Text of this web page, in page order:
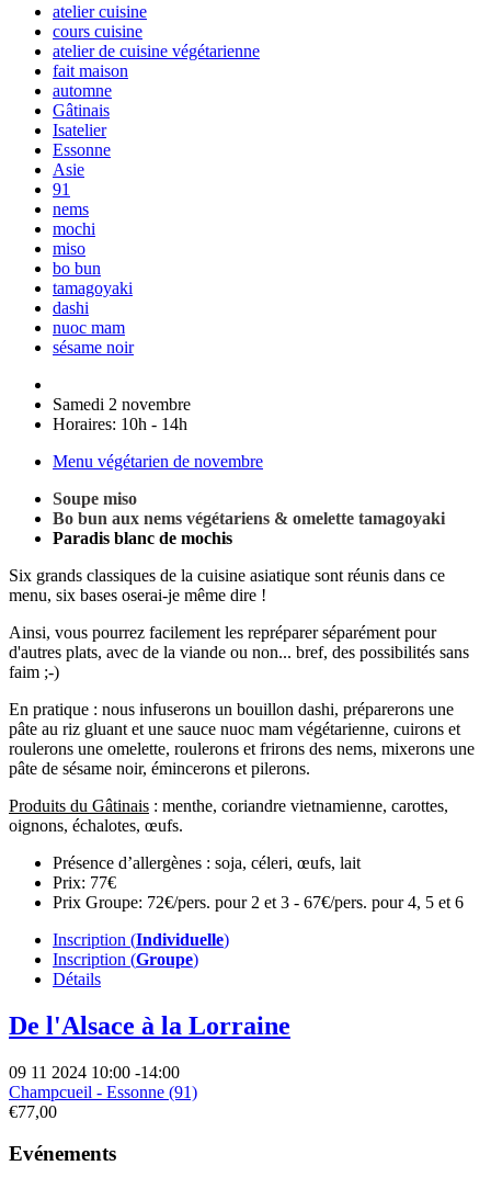
atelier cuisine
cours cuisine
atelier de cuisine végétarienne
fait maison
automne
Gâtinais
Isatelier
Essonne
Asie
91
nems
mochi
miso
bo bun
tamagoyaki
dashi
nuoc mam
sésame noir
Samedi 2 novembre
Horaires: 10h - 14h
Menu végétarien de novembre
Soupe miso
Bo bun aux nems végétariens & omelette tamagoyaki
Paradis blanc de mochis
Six grands classiques de la cuisine asiatique sont réunis dans ce
menu, six bases oserai-je même dire !
Ainsi, vous pourrez facilement les repréparer séparément pour
d'autres plats, avec de la viande ou non... bref, des possibilités sans
faim ;-)
En pratique : nous infuserons un bouillon dashi, préparerons une
pâte au riz gluant et une sauce nuoc mam végétarienne, cuirons et
roulerons une omelette, roulerons et frirons des nems, mixerons une
pâte de sésame noir, émincerons et pilerons.
Produits du Gâtinais : menthe, coriandre vietnamienne, carottes,
oignons, échalotes, œufs.
Présence d’allergènes : soja, céleri, œufs, lait
Prix: 77€
Prix Groupe: 72€/pers. pour 2 et 3 - 67€/pers. pour 4, 5 et 6
Inscription (Individuelle)
Inscription (Groupe)
Détails
De l'Alsace à la Lorraine
09 11 2024 10:00 -14:00
Champcueil - Essonne (91)
€77,00
Evénements